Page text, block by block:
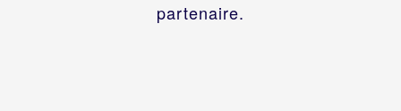
partenaire.